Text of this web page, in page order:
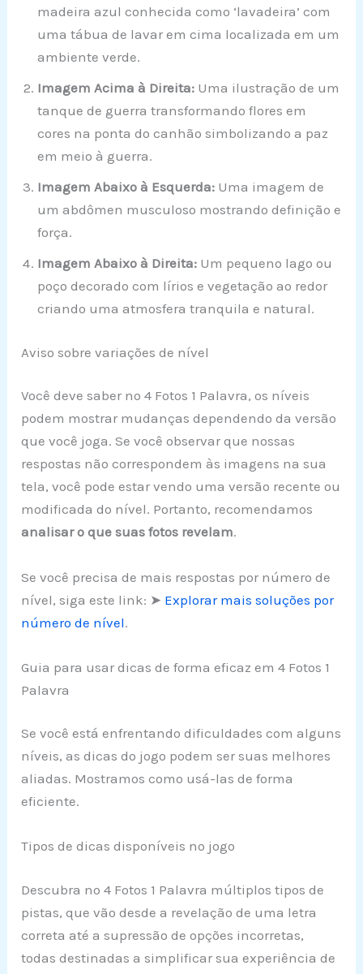
madeira azul conhecida como ‘lavadeira’ com
uma tábua de lavar em cima localizada em um
ambiente verde.
Imagem Acima à Direita: Uma ilustração de um
tanque de guerra transformando flores em
cores na ponta do canhão simbolizando a paz
em meio à guerra.
Imagem Abaixo à Esquerda: Uma imagem de
um abdômen musculoso mostrando definição e
força.
Imagem Abaixo à Direita: Um pequeno lago ou
poço decorado com lírios e vegetação ao redor
criando uma atmosfera tranquila e natural.
Aviso sobre variações de nível
Você deve saber no 4 Fotos 1 Palavra, os níveis
podem mostrar mudanças dependendo da versão
que você joga. Se você observar que nossas
respostas não correspondem às imagens na sua
tela, você pode estar vendo uma versão recente ou
modificada do nível. Portanto, recomendamos
analisar o que suas fotos revelam.
Se você precisa de mais respostas por número de
nível, siga este link: ➤ Explorar mais soluções por
número de nível.
Guia para usar dicas de forma eficaz em 4 Fotos 1
Palavra
Se você está enfrentando dificuldades com alguns
níveis, as dicas do jogo podem ser suas melhores
aliadas. Mostramos como usá-las de forma
eficiente.
Tipos de dicas disponíveis no jogo
Descubra no 4 Fotos 1 Palavra múltiplos tipos de
pistas, que vão desde a revelação de uma letra
correta até a supressão de opções incorretas,
todas destinadas a simplificar sua experiência de